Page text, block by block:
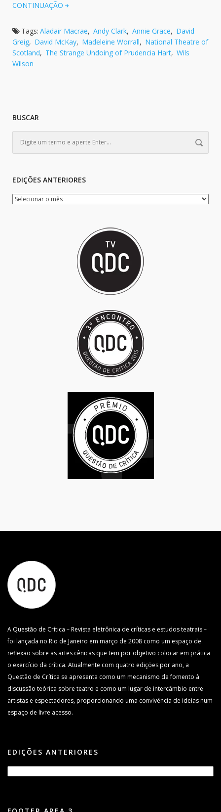
CONTINUAÇÃO
Tags: Aladair Macrae, Andy Clark, Annie Grace, David
Greig, David McKay, Madeleine Worrall, National Theatre of
Scotland, The Strange Undoing of Prudencia Hart, Wils
Wilson
BUSCAR
EDIÇÕES ANTERIORES
A Questão de Crítica – Revista eletrônica de críticas e estudos teatrais –
foi lançada no Rio de Janeiro em março de 2008 como um espaço de
reflexão sobre as artes cênicas que tem por objetivo colocar em prática
o exercício da crítica. Atualmente com quatro edições por ano, a
Questão de Crítica se apresenta como um mecanismo de fomento à
discussão teórica sobre teatro e como um lugar de intercâmbio entre
artistas e espectadores, proporcionando uma convivência de ideias num
espaço de livre acesso.
EDIÇÕES ANTERIORES